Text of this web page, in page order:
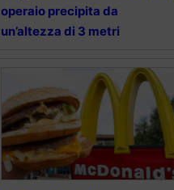
operaio precipita da
un’altezza di 3 metri